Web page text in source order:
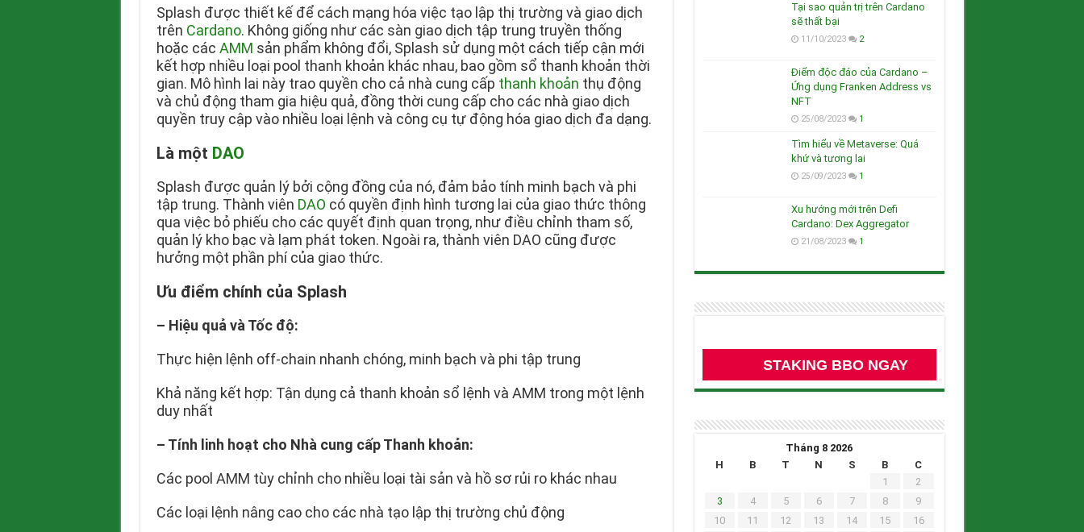
Splash được thiết kế để cách mạng hóa việc tạo lập thị trường và giao dịch
trên Cardano. Không giống như các sàn giao dịch tập trung truyền thống
hoặc các AMM sản phẩm không đổi, Splash sử dụng một cách tiếp cận mới
kết hợp nhiều loại pool thanh khoản khác nhau, bao gồm sổ thanh khoản thời
gian. Mô hình lai này trao quyền cho cả nhà cung cấp thanh khoản thụ động
và chủ động tham gia hiệu quả, đồng thời cung cấp cho các nhà giao dịch
quyền truy cập vào nhiều loại lệnh và công cụ tự động hóa giao dịch đa dạng.
Là một DAO
Splash được quản lý bởi cộng đồng của nó, đảm bảo tính minh bạch và phi
tập trung. Thành viên DAO có quyền định hình tương lai của giao thức thông
qua việc bỏ phiếu cho các quyết định quan trọng, như điều chỉnh tham số,
quản lý kho bạc và lạm phát token. Ngoài ra, thành viên DAO cũng được
hưởng một phần phí của giao thức.
Ưu điểm chính của Splash
– Hiệu quả và Tốc độ:
Thực hiện lệnh off-chain nhanh chóng, minh bạch và phi tập trung
Khả năng kết hợp: Tận dụng cả thanh khoản sổ lệnh và AMM trong một lệnh
duy nhất
– Tính linh hoạt cho Nhà cung cấp Thanh khoản:
Các pool AMM tùy chỉnh cho nhiều loại tài sản và hồ sơ rủi ro khác nhau
Các loại lệnh nâng cao cho các nhà tạo lập thị trường chủ động
Tại sao quản trị trên Cardano
sẽ thất bại
11/10/2023 2
Điểm độc đáo của Cardano –
Ứng dụng Franken Address vs
NFT
25/08/2023 1
Tìm hiểu về Metaverse: Quá
khứ và tương lai
25/09/2023 1
Xu hướng mới trên Defi
Cardano: Dex Aggregator
21/08/2023 1
STAKING BBO NGAY
Tháng 8 2026
H
B T N S B
C
1
2
3
4 5 6 7 8
9
10
11 12 13 14 15
16